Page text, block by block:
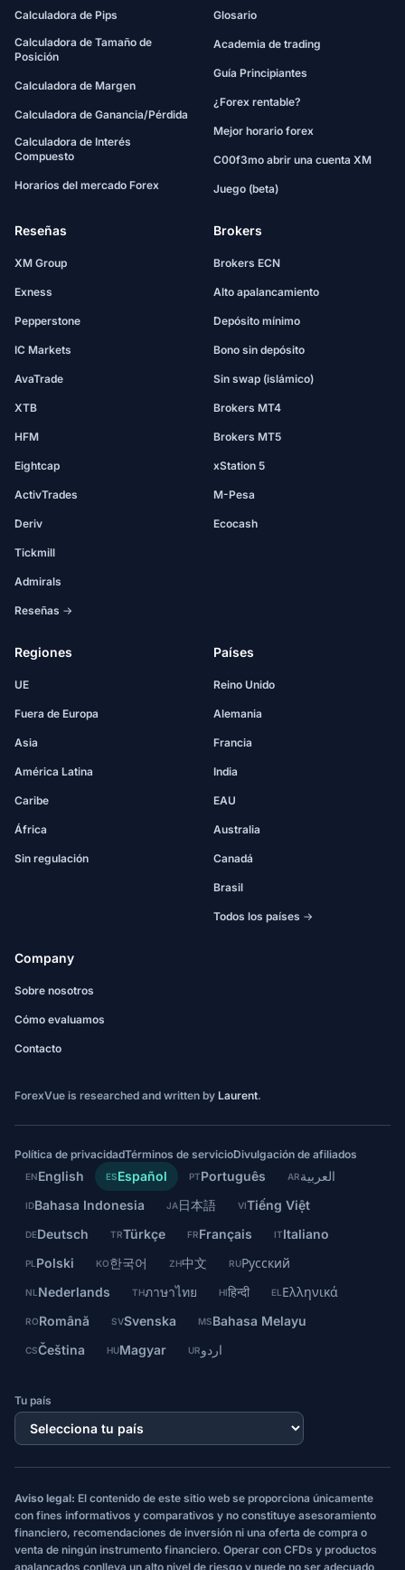
Calculadora de Pips
Calculadora de Tamaño de
Posición
Calculadora de Margen
Calculadora de Ganancia/Pérdida
Calculadora de Interés
Compuesto
Horarios del mercado Forex
Glosario
Academia de trading
Guía Principiantes
¿Forex rentable?
Mejor horario forex
C00f3mo abrir una cuenta XM
Juego (beta)
Reseñas
XM Group
Exness
Pepperstone
IC Markets
AvaTrade
XTB
HFM
Eightcap
ActivTrades
Deriv
Tickmill
Admirals
Reseñas →
Brokers
Brokers ECN
Alto apalancamiento
Depósito mínimo
Bono sin depósito
Sin swap (islámico)
Brokers MT4
Brokers MT5
xStation 5
M-Pesa
Ecocash
Regiones
UE
Fuera de Europa
Asia
América Latina
Caribe
África
Sin regulación
Países
Reino Unido
Alemania
Francia
India
EAU
Australia
Canadá
Brasil
Todos los países →
Company
Sobre nosotros
Cómo evaluamos
Contacto
ForexVue is researched and written by Laurent.
Política de privacidadTérminos de servicioDivulgación de afiliados
ENEnglish ESEspañol PTPortuguês ARالعربية
IDBahasa Indonesia JA日本語 VITiếng Việt
DEDeutsch TRTürkçe FRFrançais ITItaliano
PL Polski KO한국어 ZH中文 RUРусский
NL Nederlands THภาษาไทย HIहिन्दी EL Ελληνικά
RORomână SVSvenska MSBahasa Melayu
CSČeština HUMagyar URاردو
Tu país
Aviso legal: El contenido de este sitio web se proporciona únicamente
con fines informativos y comparativos y no constituye asesoramiento
financiero, recomendaciones de inversión ni una oferta de compra o
venta de ningún instrumento financiero. Operar con CFDs y productos
apalancados conlleva un alto nivel de riesgo y puede no ser adecuado